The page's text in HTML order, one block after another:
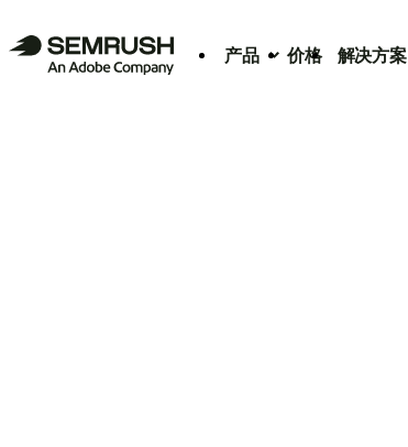
产品 价格 解决方案